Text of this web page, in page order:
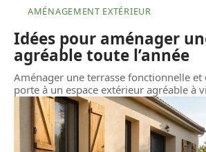
AMÉNAGEMENT EXTÉRIEUR
Idées pour aménager
agréable toute l’année
Aménager une terrasse fonctionnelle
porte à un espace extérieur agréable à